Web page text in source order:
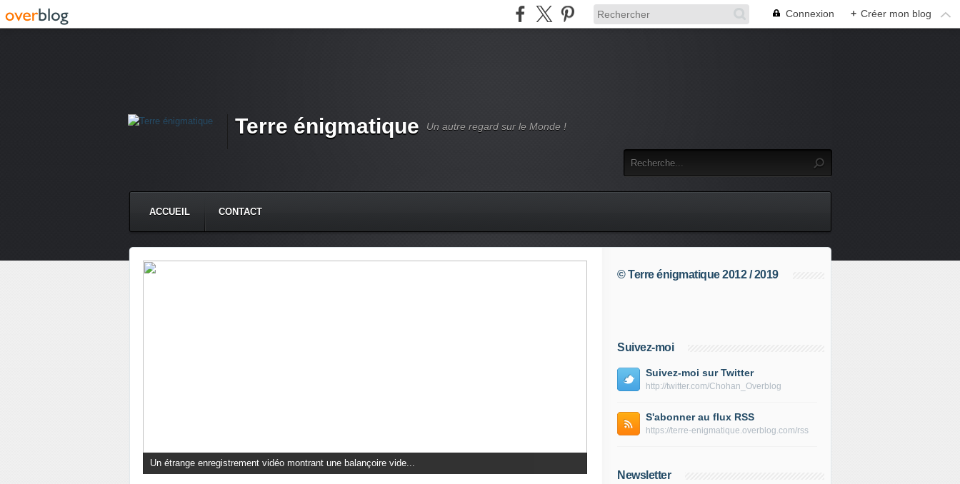
Connexion + Créer mon blog
Terre énigmatique Un autre regard sur le Monde !
ACCUEIL CONTACT
Un étrange enregistrement vidéo montrant une balançoire vide...
© Terre énigmatique 2012 / 2019
Suivez-moi
Suivez-moi sur Twitter
http://twitter.com/Chohan_Overblog
S'abonner au flux RSS
https://terre-enigmatique.overblog.com/rss
Newsletter